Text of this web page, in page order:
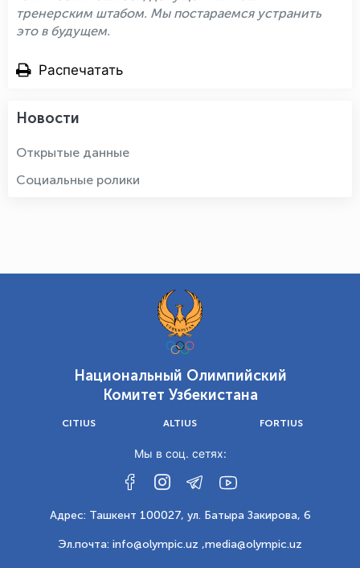
тренерским штабом. Мы постараемся устранить
это в будущем.
Распечатать
Новости
Открытые данные
Социальные ролики
Национальный Олимпийский
Комитет Узбекистана
CITIUS ALTIUS FORTIUS
Мы в соц. сетях:
Адрес: Ташкент 100027, ул. Батыра Закирова, 6
Эл.почта: info@olympic.uz ,media@olympic.uz